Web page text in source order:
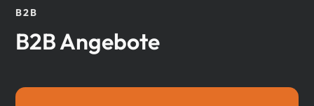
B2B
B2B Angebote